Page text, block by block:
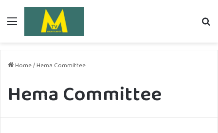
Home/Hema Committee
Hema Committee